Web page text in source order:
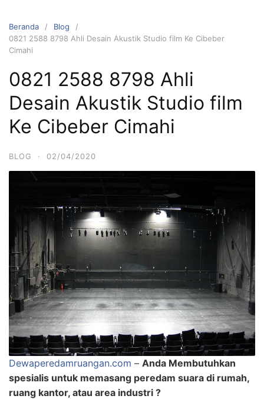
Beranda
Blog
0821 2588 8798 Ahli Desain Akustik Studio film Ke Cibeber
Cimahi
0821 2588 8798 Ahli
Desain Akustik Studio film
Ke Cibeber Cimahi
BLOG · 02/04/2020
Dewaperedamruangan.com – Anda Membutuhkan
spesialis untuk memasang peredam suara di rumah,
ruang kantor, atau area industri ?